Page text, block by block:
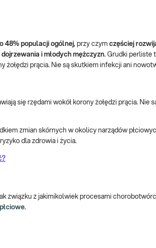
48% populacji ogólnej, przy czym częściej
i młodych mężczyzn. Grudki perliste
żołędzi prącia. Nie są skutkiem infekcji ani
się rzędami wokół korony żołędzi prącia. Nie
zmian skórnych w okolicy narządów
dla zdrowia i życia.
związku z jakimikolwiek procesami
.